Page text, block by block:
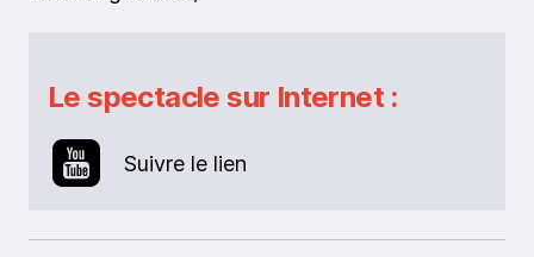
Le spectacle sur Internet :
Suivre le lien